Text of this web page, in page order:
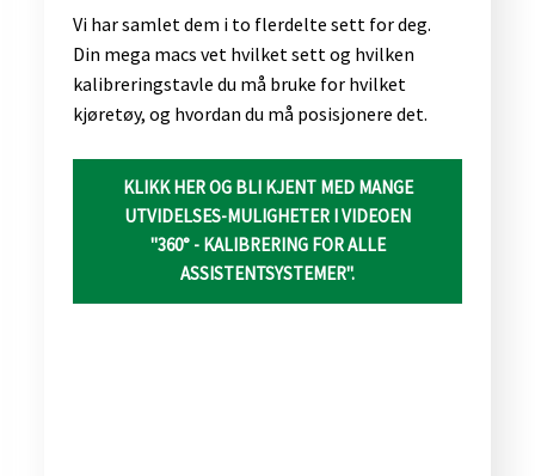
Vi har samlet dem i to flerdelte sett for deg.
Din mega macs vet hvilket sett og hvilken
kalibreringstavle du må bruke for hvilket
kjøretøy, og hvordan du må posisjonere det.
KLIKK HER OG BLI KJENT MED MANGE
UTVIDELSES-MULIGHETER I VIDEOEN
"360° - KALIBRERING FOR ALLE
ASSISTENTSYSTEMER".​